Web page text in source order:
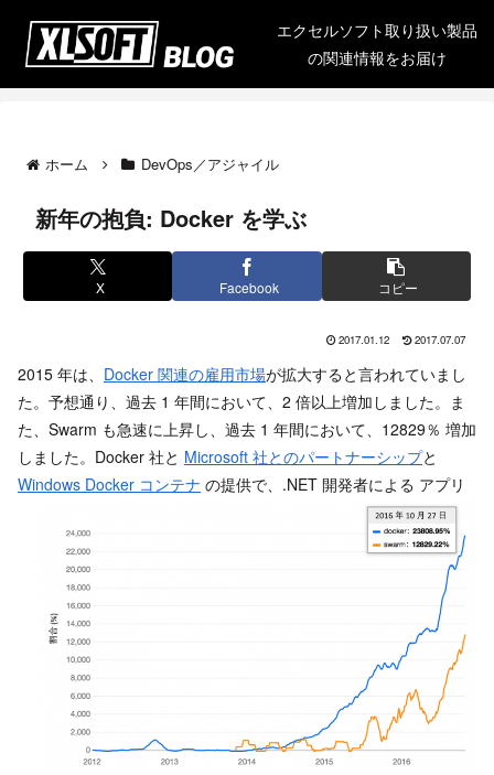
エクセルソフト取り扱い製品
の関連情報をお届け
ホーム DevOps／アジャイル
新年の抱負: Docker を学ぶ
X Facebook コピー
2017.01.12 2017.07.07
2015 年は、 Docker 関連の雇用市場が拡大すると言われていまし
た。予想通り、過去 1 年間において、2 倍以上増加しました。ま
た、Swarm も急速に上昇し、過去 1 年間において、12829％ 増加
しました。Docker 社と Microsoft 社とのパートナーシップと
Windows Docker コ ンテナ の提供で、.NET 開発者による アプリ